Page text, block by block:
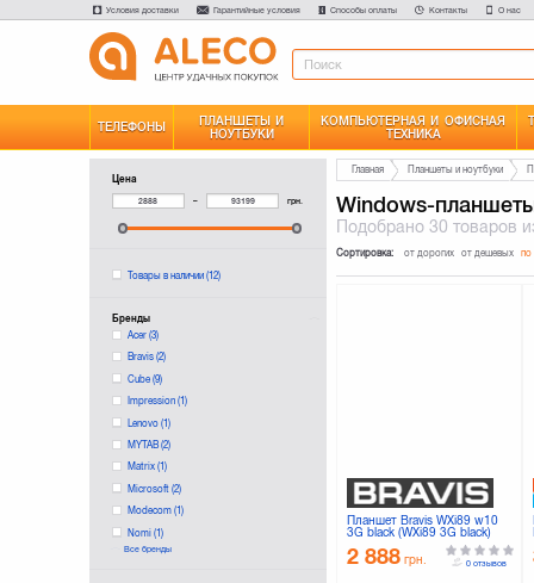
Условия доставки Гарантийные условия Способы оплаты Контакты О нас
ТЕЛЕФОНЫ
ПЛАНШЕТЫ И
НОУТБУКИ
КОМПЬЮТЕРНАЯ И ОФИСНАЯ
ТЕХНИКА
Цена
– грн.
Товары в наличии(12)
Бренды
Acer(3)
Bravis(2)
Cube(9)
Impression(1)
Lenovo(1)
MYTAB(2)
Matrix(1)
Microsoft(2)
Modecom(1)
Nomi(1)
PANASONIC
Все бренды
Главная Планшеты и ноутбуки
Windows-
Подобрано30 товаров
Сортировка: от дорогих от дешевых по
Планшет Bravis WXi89 w10
3G black (WXi89 3G black)
2 888 грн. 0 отзывов